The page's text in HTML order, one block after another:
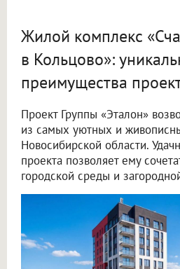
Жилой комплекс
в Кольцово»:
преимущества
Проект Группы «Эталон»
из самых уютных и
Новосибирской области.
проекта позволяет ему
городской среды и